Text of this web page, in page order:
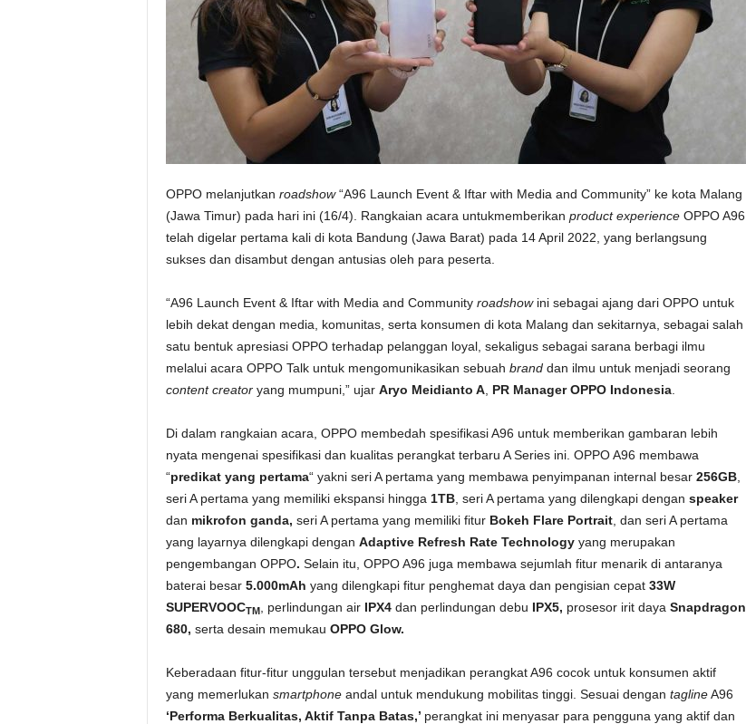
OPPO melanjutkan roadshow“A96 Launch Event & Iftar with Media and Community” ke kota Malang
(Jawa Timur) pada hari ini (16/4). Rangkaian acara untukmemberikan product experienceOPPO A96
telah digelar pertama kali di kota Bandung (Jawa Barat) pada 14 April 2022, yang berlangsung
sukses dan disambut dengan antusias oleh para peserta.
“A96 Launch Event & Iftar with Media and Community roadshowini sebagai ajang dari OPPO untuk
lebih dekat dengan media, komunitas, serta konsumen di kota Malang dan sekitarnya, sebagai salah
satu bentuk apresiasi OPPO terhadap pelanggan loyal, sekaligus sebagai sarana berbagi ilmu
melalui acara OPPO Talk untuk mengomunikasikan sebuah branddan ilmu untuk menjadi seorang
content creatoryang mumpuni,” ujar Aryo Meidianto A, PR Manager OPPO Indonesia.
Di dalam rangkaian acara, OPPO membedah spesifikasi A96 untuk memberikan gambaran lebih
nyata mengenai spesifikasi dan kualitas perangkat terbaru A Series ini. OPPO A96 membawa
“predikat yang pertama“ yakni seri A pertama yang membawa penyimpanan internal besar 256GB,
seri A pertama yang memiliki ekspansi hingga 1TB, seri A pertama yang dilengkapi dengan speaker
dan mikrofon ganda, seri A pertama yang memiliki fitur Bokeh Flare Portrait, dan seri A pertama
yang layarnya dilengkapi dengan Adaptive Refresh Rate Technology yang merupakan
pengembangan OPPO. Selain itu, OPPO A96 juga membawa sejumlah fitur menarik di antaranya
baterai besar 5.000mAh yang dilengkapi fitur penghemat daya dan pengisian cepat 33W
SUPERVOOCTM, perlindungan air IPX4 dan perlindungan debu IPX5, prosesor irit daya Snapdragon
680, serta desain memukau OPPO Glow.
Keberadaan fitur-fitur unggulan tersebut menjadikan perangkat A96 cocok untuk konsumen aktif
yang memerlukan smartphoneandal untuk mendukung mobilitas tinggi. Sesuai dengan taglineA96
‘Performa Berkualitas, Aktif Tanpa Batas,’ perangkat ini menyasar para pengguna yang aktif dan